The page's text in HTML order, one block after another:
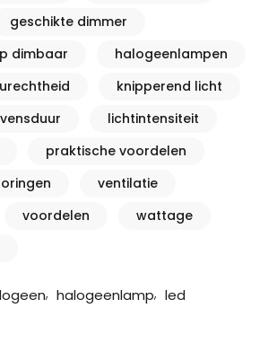
geschikte dimmer
dimbaar
halogeenlampen
knipperend licht
lichtintensiteit
praktische voordelen
ventilatie
voordelen
wattage
, halogeenlamp, led